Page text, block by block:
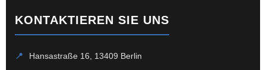
KONTAKTIEREN SIE UNS
📍 Hansastraße 16, 13409 Berlin